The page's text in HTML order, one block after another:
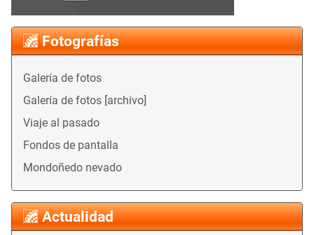
Fotografías
Galería de fotos
Galería de fotos [archivo]
Viaje al pasado
Fondos de pantalla
Mondoñedo nevado
Actualidad